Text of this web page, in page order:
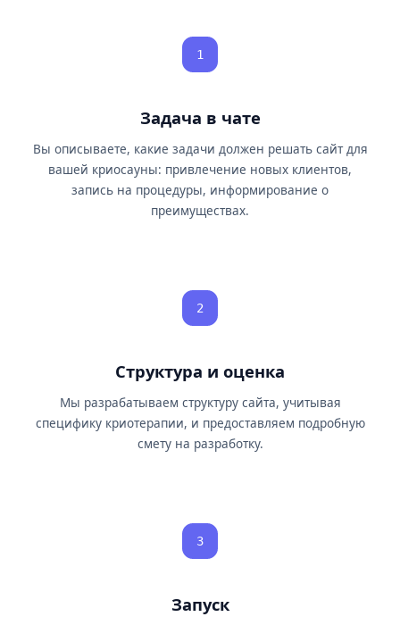
1
Задача в чате
Вы описываете, какие задачи должен решать сайт для
вашей криосауны: привлечение новых клиентов,
запись на процедуры, информирование о
преимуществах.
2
Структура и оценка
Мы разрабатываем структуру сайта, учитывая
специфику криотерапии, и предоставляем подробную
смету на разработку.
3
Запуск